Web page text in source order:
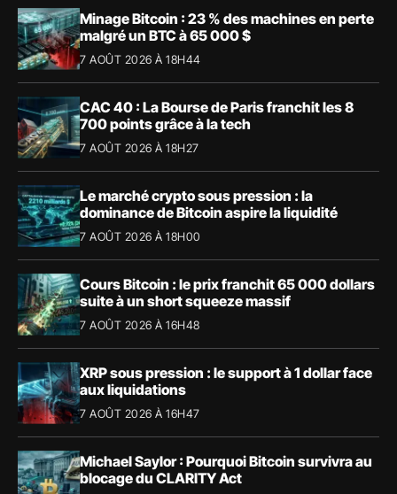
Minage Bitcoin : 23 % des machines en perte
malgré un BTC à 65 000 $
7 AOÛT 2026 À 18H44
CAC 40 : La Bourse de Paris franchit les 8
700 points grâce à la tech
7 AOÛT 2026 À 18H27
Le marché crypto sous pression : la
dominance de Bitcoin aspire la liquidité
7 AOÛT 2026 À 18H00
Cours Bitcoin : le prix franchit 65 000 dollars
suite à un short squeeze massif
7 AOÛT 2026 À 16H48
XRP sous pression : le support à 1 dollar face
aux liquidations
7 AOÛT 2026 À 16H47
Michael Saylor : Pourquoi Bitcoin survivra au
blocage du CLARITY Act